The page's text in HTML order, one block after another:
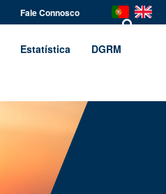
Fale Connosco
Estatística DGRM